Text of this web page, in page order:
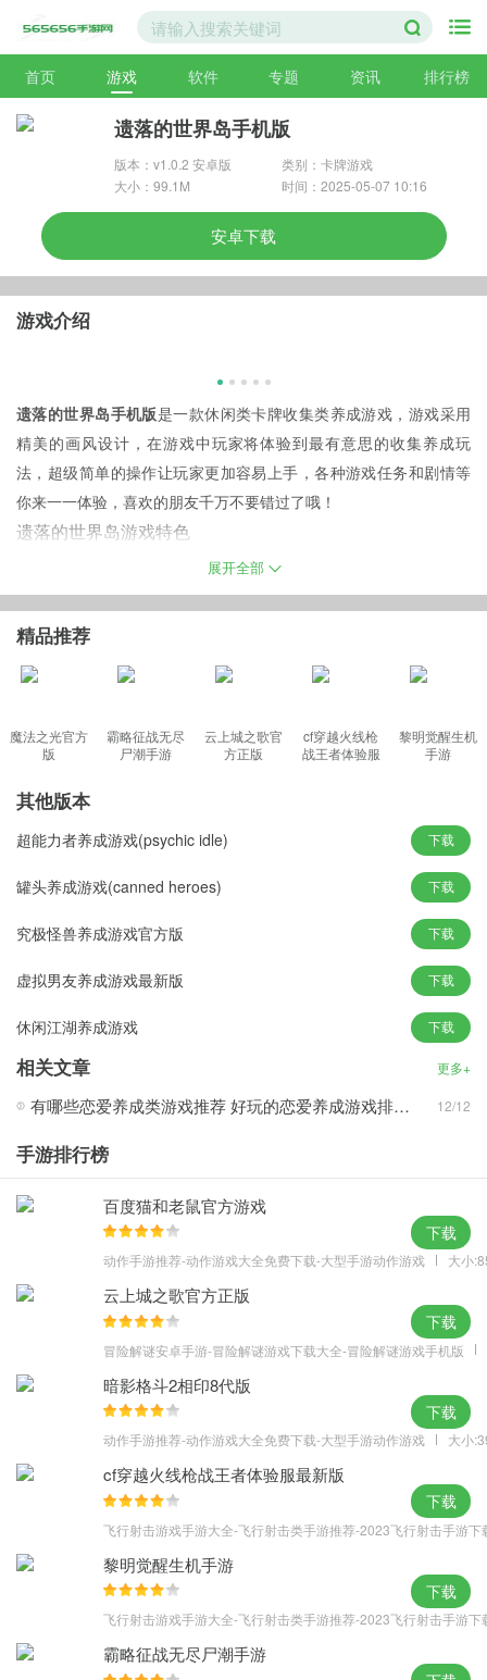
首页 游戏 软件 专题 资讯 排行榜
遗落的世界岛手机版
版本：v1.0.2 安卓版
类别：卡牌游戏
大小：99.1M
时间：2025-05-07 10:16
安卓下载
游戏介绍
遗落的世界岛手机版是一款休闲类卡牌收集类养成游戏，游戏采用
精美的画风设计，在游戏中玩家将体验到最有意思的收集养成玩
法，超级简单的操作让玩家更加容易上手，各种游戏任务和剧情等
你来一一体验，喜欢的朋友千万不要错过了哦！
遗落的世界岛游戏特色
1、所有玩家都可以上手体验的游戏模式和内容，玩家可以很简单的
2、各种各样策略对战的乐趣性的体验内容都非常的精彩，高清场景
都不错
3、趣性十足的模式下的自由对战和剧情闯关都可以让玩家来体验精
4、很多的模式和多样化剧情设计让玩家能够体验到许多的玩法和趣
味性的内容
游戏优势
·玩家在这里需要不停的提升自己的技能与操作技巧，完成任务挑战
·还有众多玩家前来体验，在这里你可以根据自己的喜好去选定不一
样的角色
·游戏故事内容非常的多可以赢得超多武器和装备的奖励，你会被它
·要想更快的获得胜利，你必须努力提升团队战斗力，让角色的实力
能够得到迅速提升
·【注重阵容搭配，拒绝仓管】
听说你在担心抽到的卡不够强，只能放在仓库里吃灰？不用担心，
每个角色都有相应战场，都有展现实力的机会
·【家园+探索，轻松获取资源】
简化版家园系统，模拟经营+地图探索，收集材料更简单，多途径获
取养成材料，摆脱单调的刷刷刷，也能把海量资源带回家
·【养成无限制，全员SSS+】
全员碎片进阶，所有角色无稀有度限制，都能进阶为SSS+，每一次
成长都能带来实力的提升。只要有耐心，谁都可以变强
·【独特世界观，欢乐剧情】
讨伐恶龙拯救公主、小美人鱼大战深海邪神，一本正经的宏大设定
之下隐藏着的是无厘头的搞笑展开，无论遇到什么事情，都要记得
保持冷静
展开全部
精品推荐
魔法之光官方
版
霸略征战无尽
尸潮手游
云上城之歌官
方正版
cf穿越火线枪
战王者体验服
黎明觉醒生机
手游
其他版本
超能力者养成游戏(psychic idle) 下载
罐头养成游戏(canned heroes) 下载
究极怪兽养成游戏官方版 下载
虚拟男友养成游戏最新版 下载
休闲江湖养成游戏 下载
相关文章 更多+
有哪些恋爱养成类游戏推荐 好玩的恋爱养成游戏排行榜 12/12
手游排行榜
百度猫和老鼠官方游戏
动作手游推荐-动作游戏大全免费下载-大型手游动作游戏 大小
下载
云上城之歌官方正版
冒险解谜安卓手游-冒险解谜游戏下载大全-冒险解谜游戏手机版
下载
暗影格斗2相印8代版
动作手游推荐-动作游戏大全免费下载-大型手游动作游戏 大小
下载
cf穿越火线枪战王者体验服最新版
飞行射击游戏手游大全-飞行射击类手游推荐-2023飞行射击手游下
下载
黎明觉醒生机手游
飞行射击游戏手游大全-飞行射击类手游推荐-2023飞行射击手游下
下载
霸略征战无尽尸潮手游